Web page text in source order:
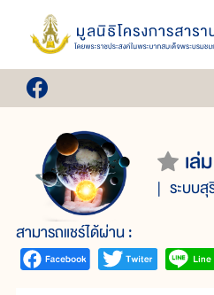
เล่
ระบบสุ
สามารถแชร์ได้ผ่าน :